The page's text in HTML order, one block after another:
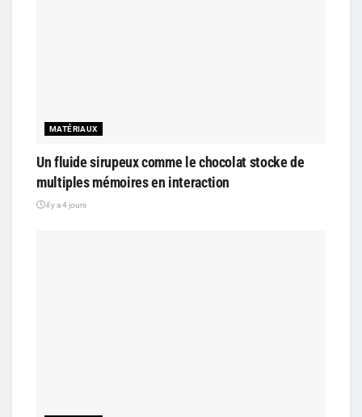
MATÉRIAUX
Un fluide sirupeux comme le chocolat stocke de
multiples mémoires en interaction
il y a 4 jours